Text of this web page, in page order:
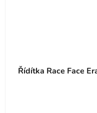
Řídítka Race Face